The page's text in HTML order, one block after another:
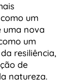
um
uma nova
um
resiliência,
de
natureza.